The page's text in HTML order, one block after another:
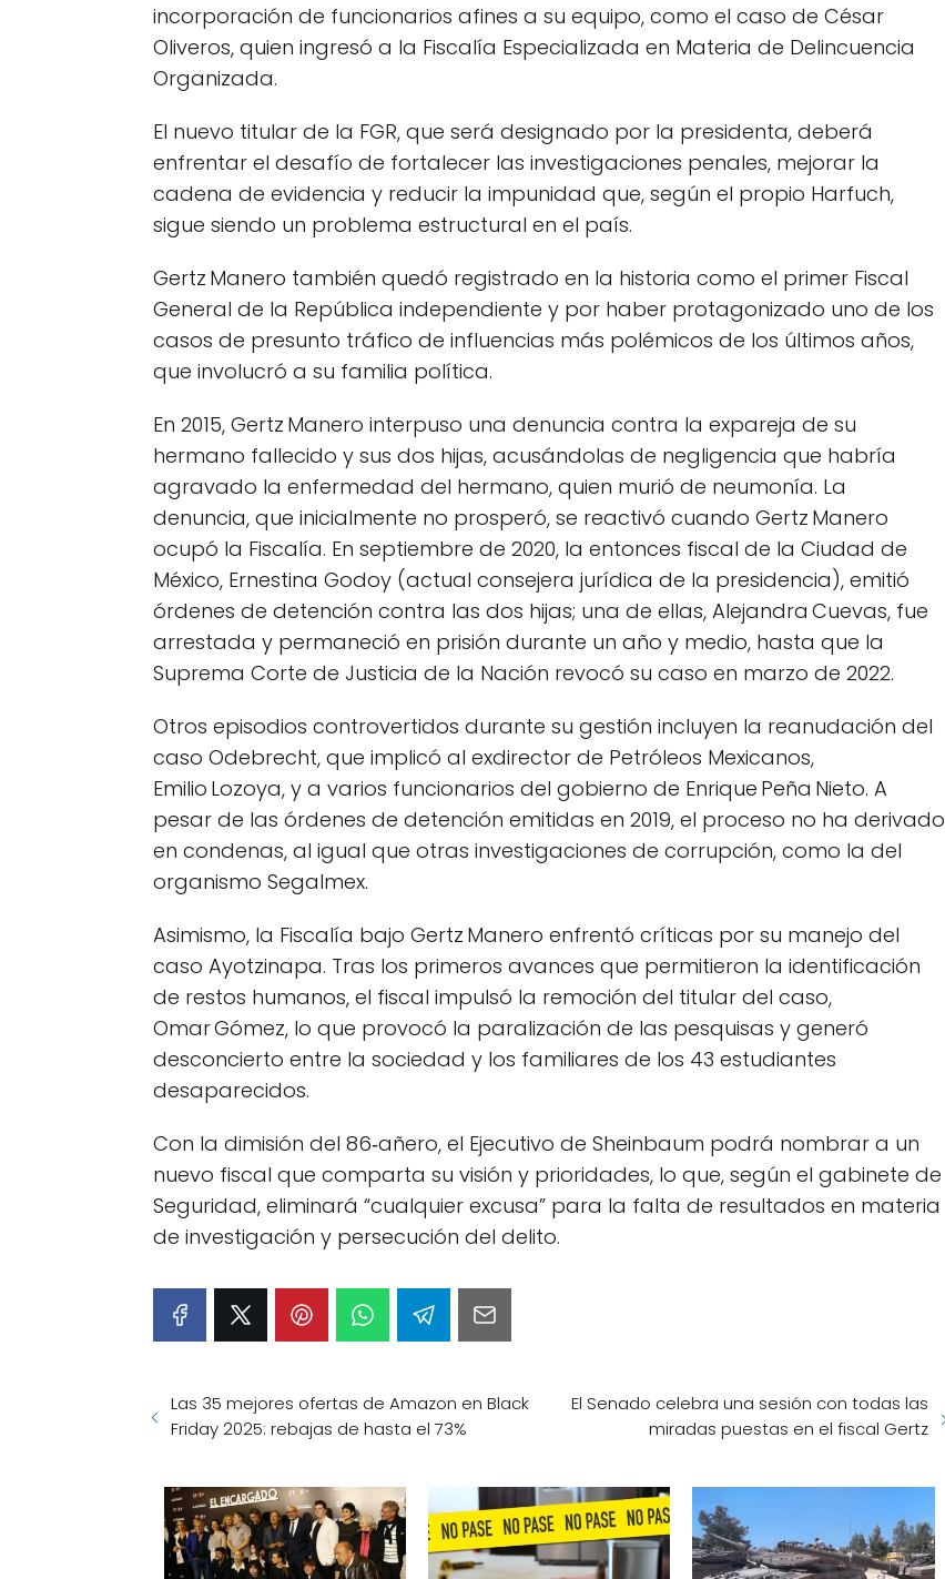
incorporación de funcionarios afines a su equipo, como el caso de César
Oliveros, quien ingresó a la Fiscalía Especializada en Materia de Delincuencia
Organizada.
El nuevo titular de la FGR, que será designado por la presidenta, deberá
enfrentar el desafío de fortalecer las investigaciones penales, mejorar la
cadena de evidencia y reducir la impunidad que, según el propio Harfuch,
sigue siendo un problema estructural en el país.
Gertz Manero también quedó registrado en la historia como el primer Fiscal
General de la República independiente y por haber protagonizado uno de los
casos de presunto tráfico de influencias más polémicos de los últimos años,
que involucró a su familia política.
En 2015, Gertz Manero interpuso una denuncia contra la expareja de su
hermano fallecido y sus dos hijas, acusándolas de negligencia que habría
agravado la enfermedad del hermano, quien murió de neumonía. La
denuncia, que inicialmente no prosperó, se reactivó cuando Gertz Manero
ocupó la Fiscalía. En septiembre de 2020, la entonces fiscal de la Ciudad de
México, Ernestina Godoy (actual consejera jurídica de la presidencia), emitió
órdenes de detención contra las dos hijas; una de ellas, Alejandra Cuevas, fue
arrestada y permaneció en prisión durante un año y medio, hasta que la
Suprema Corte de Justicia de la Nación revocó su caso en marzo de 2022.
Otros episodios controvertidos durante su gestión incluyen la reanudación del
caso Odebrecht, que implicó al exdirector de Petróleos Mexicanos,
Emilio Lozoya, y a varios funcionarios del gobierno de Enrique Peña Nieto. A
pesar de las órdenes de detención emitidas en 2019, el proceso no ha derivado
en condenas, al igual que otras investigaciones de corrupción, como la del
organismo Segalmex.
Asimismo, la Fiscalía bajo Gertz Manero enfrentó críticas por su manejo del
caso Ayotzinapa. Tras los primeros avances que permitieron la identificación
de restos humanos, el fiscal impulsó la remoción del titular del caso,
Omar Gómez, lo que provocó la paralización de las pesquisas y generó
desconcierto entre la sociedad y los familiares de los 43 estudiantes
desaparecidos.
Con la dimisión del 86‑añero, el Ejecutivo de Sheinbaum podrá nombrar a un
nuevo fiscal que comparta su visión y prioridades, lo que, según el gabinete de
Seguridad, eliminará “cualquier excusa” para la falta de resultados en materia
de investigación y persecución del delito.
Las 35 mejores ofertas de Amazon en Black
Friday 2025: rebajas de hasta el 73%
El Senado celebra una sesión con todas las
miradas puestas en el fiscal Gertz